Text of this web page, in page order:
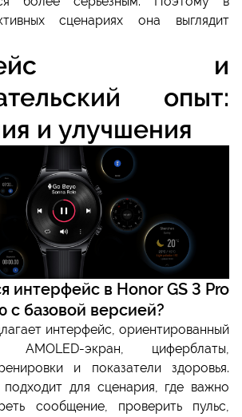
сценариях она выглядит
и
опыт:
и улучшения
интерфейс в Honor GS 3 Pro
с базовой версией?
интерфейс, ориентированный
экран, циферблаты,
и показатели здоровья.
для сценария, где важно
сообщение, проверить пульс,